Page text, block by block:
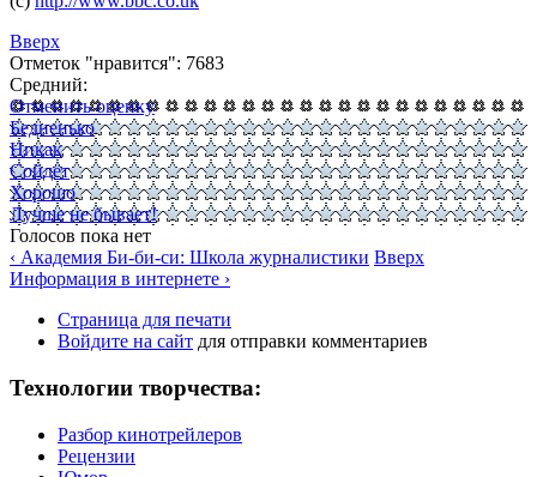
Вверх
Отметок "нравится": 7683
Средний:
Отменить оценку
Бедненько
Никак
Сойдёт
Хорошо
Лучше не бывает!
Голосов пока нет
‹ Академия Би-би-си: Школа журналистики Вверх
Информация в интернете ›
Страница для печати
Войдите на сайт для отправки комментариев
Технологии творчества:
Разбор кинотрейлеров
Рецензии